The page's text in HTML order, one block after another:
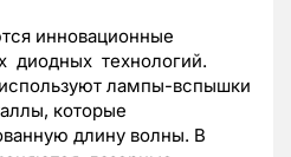
инновационные
диодных технологий.
лампы-вспышки
которые
длину волны. В